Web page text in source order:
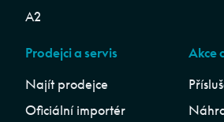
A2
Prodejci a servis
Najít prodejce
Oficiální importér
Akce